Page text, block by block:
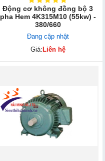
Động cơ không đồng bộ 3
pha Hem 4K315M10 (55kw) -
380/660
Đang cập nhật
Giá: Liên hệ